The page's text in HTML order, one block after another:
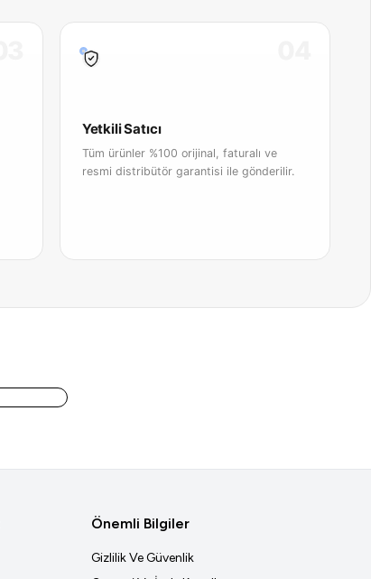
Yetkili Satıcı
Tüm ürünler %100 orijinal, faturalı ve
resmi distribütör garantisi ile gönderilir.
Önemli Bilgiler
Gizlilik Ve Güvenlik